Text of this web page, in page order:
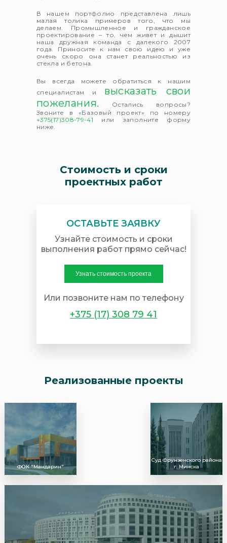
В нашем портфолио представлена лишь
малая толика примеров того, что мы
делаем. Промышленное и гражданское
проектирование – то, чем живет и дышит
наша дружная команда с далекого 2007
года. Приносите к нам свою идею и уже
очень скоро она станет реальностью из
стекла и бетона.
Вы всегда можете обратиться к нашим
специалистам и высказать свои
пожелания.
Остались вопросы?
Звоните в «Базовый проект» по номеру
+375(17)308-79-41 или заполните форму
ниже.
Стоимость и сроки
проектных работ
ОСТАВЬТЕ ЗАЯВКУ
Узнайте стоимость и сроки
выполнения работ прямо сейчас!
Узнать стоимость проекта
Или позвоните нам по телефону
+375 (17) 308 79 41
Реализованные проекты
ФОК "Мандарин"
Суд Фрунзенского района
г. Минска